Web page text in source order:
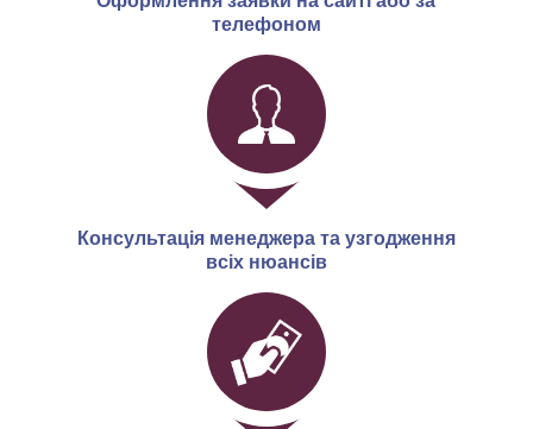
телефоном
Консультація менеджера та узгодження
всіх нюансів